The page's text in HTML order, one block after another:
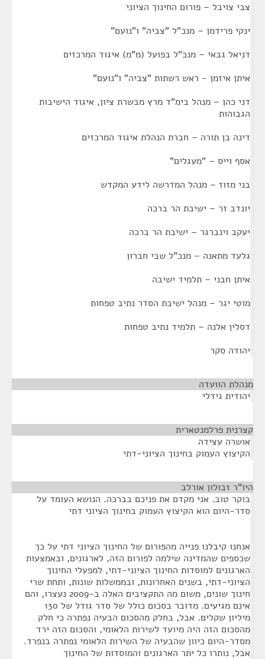
צבי צויבל – פורום החינוך הציוני
ינקי פרידמן – מנכ"ל "צביה" ו"נועם"
דניאל גבאי – מנכ"ל בפועל (מ"מ) איגוד המרכזים
איתן איזמן - ראש רשתות "צביה" ו"נועם"
דני כהן – מנהל בימ"ד מרץ מבשרת ציון, איגוד הישיבות
הגבוהות
דינה בן תורה – חברת הנהלת איגוד המרכזים
אסף וייס – "מעגלים"
בני מזוז – מנהל המדרשה לידע המקדש
יונדב זר – ישיבת הר ברכה
יעקב וינברגר – ישיבת הר ברכה
גלעד מתאנה – מנכ"ל שבי חברון
איתן חבני – תלמיד ישיבה
מוטי יגר – מנהל ישיבת הסדר נתיב טפחות
דסלין אלנה – תלמיד נתיב טפחות
יהודה סקר
מנהלת הוועדה
יהודית גידלי
קצרנית פרלמנטארית
אושרה עצידה
הקיצוץ העמוק בחינוך הציוני-דתי
היו"ר זבולון אורלב
בוקר טוב. אני מקדם את פניכם בברכה. הנושא העומד על
סדר-היום הוא הקיצוץ העמוק בחינוך הציוני דתי
אנחנו קיבלנו פנייה מהפורום של החינוך הציוני דתי על כך
שכספים שהמדינה שילמה לפורום הזה, לארגונים, ובאמצעות
הארגונים למוסדות החינוך הציוני-דתי, למפעלי החינוך
הציוני-דתי, בשנים האחרונות, ובממשלות שונות, ותחת שרי
חינוך שונים, משום מה התקציבים האלה ב-2009 נעצרו, והם
אינם מגיעים. מדובר בסכום כולל של סדר גודל של 130
מיליון שקלים. אבל, בחלק מהסכום הבעיה נפתרה כי חלק
מהסכום הזה היה מיועד לשירות הלאומי, והסכום הזה ירד
מסדר-היום כיוון שהבעיה של השירות הלאומי נפתרה בנפרד.
אבל, נותרו כל יתר הארגונים והמוסדות של החינוך